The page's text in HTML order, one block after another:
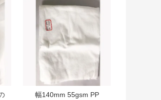
幅140mm 55gsm PP
ベストプライス